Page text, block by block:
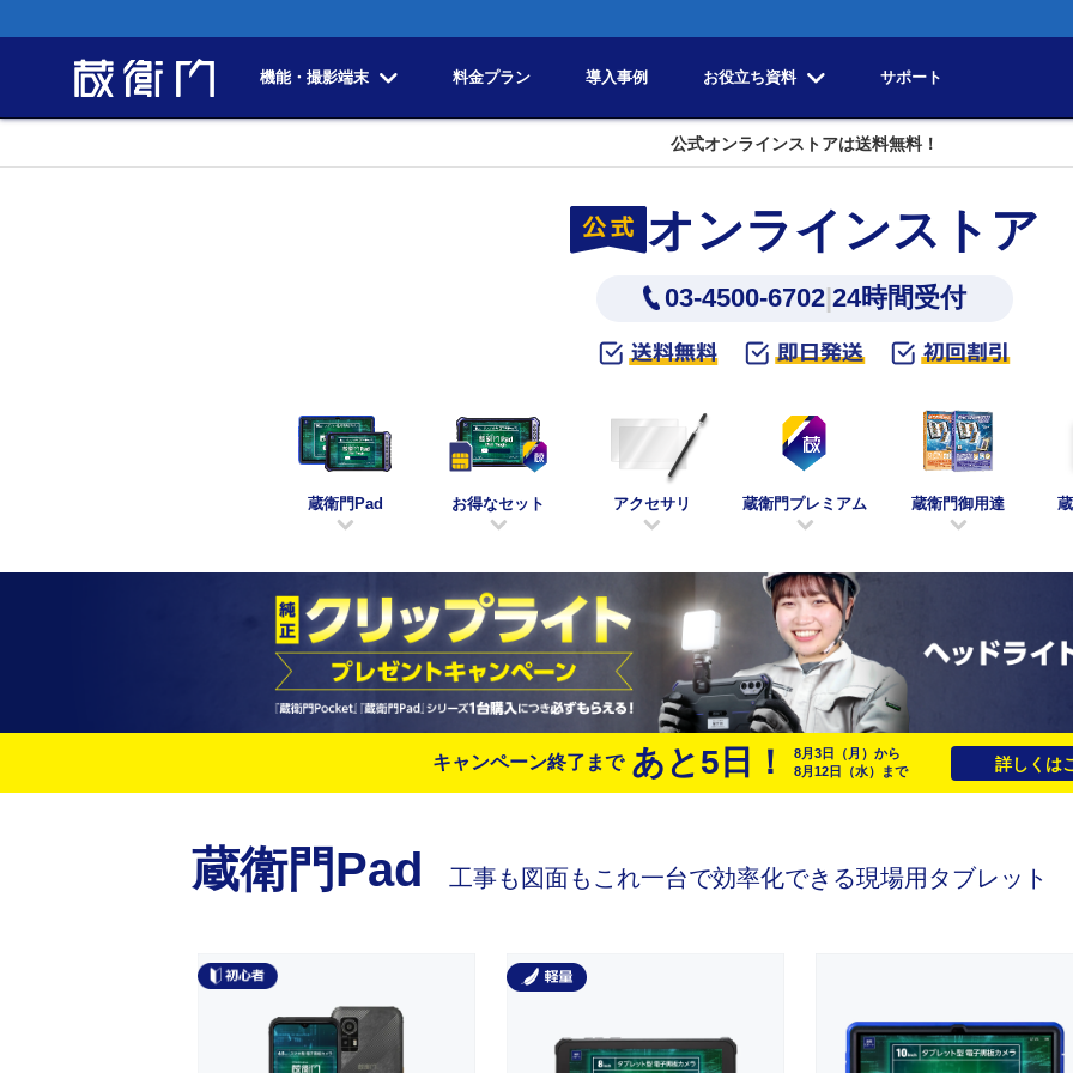
機能・撮影端末 料金プラン 導入事例 お役立ち資料 サポート
公式オンラインストアは送料無料！
オンラインストア
03-4500-6702| 24時間受付
蔵衛門Pad お得なセット アクセサリ 蔵衛門プレミアム 蔵衛門御用達
キャンペーン終了まで あと5 日！ 8月3日 （月） から
8月12日
（水） まで 詳しくは
蔵衛門Pad 工事も図面もこれ一台で効率化できる現場用タブレット